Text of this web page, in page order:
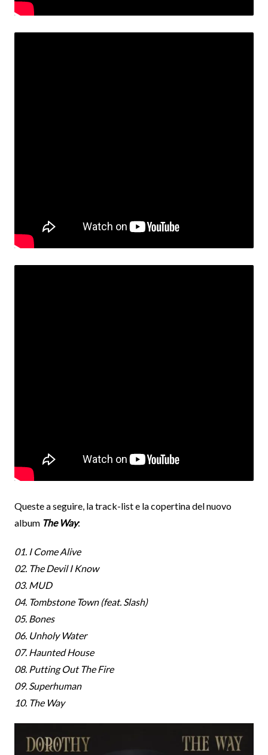
Queste a seguire, la track-list e la copertina del nuovo
album The Way:
01. I Come Alive
02. The Devil I Know
03. MUD
04. Tombstone Town (feat. Slash)
05. Bones
06. Unholy Water
07. Haunted House
08. Putting Out The Fire
09. Superhuman
10. The Way